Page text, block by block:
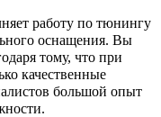
работу по тюнингу
оснащения. Вы
тому, что при
качественные
большой опыт